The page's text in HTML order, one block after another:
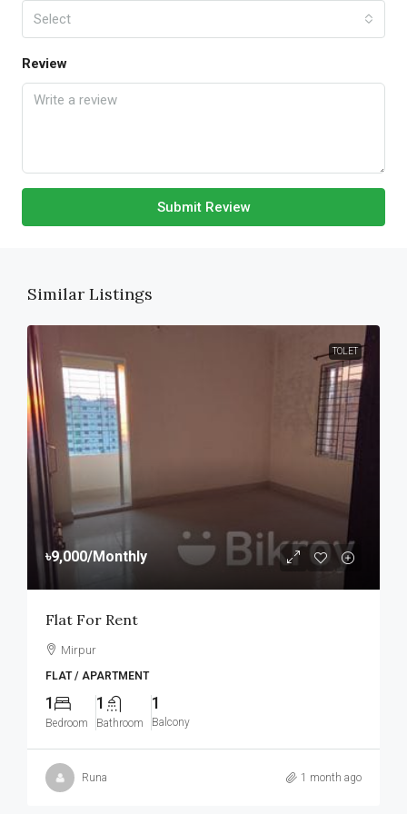
Select
Review
Submit Review
Similar Listings
TOLET
৳9,000/Monthly
Flat For Rent
Mirpur
FLAT / APARTMENT
1
Bedroom
1
Bathroom
1
Balcony
Runa 1 month ago